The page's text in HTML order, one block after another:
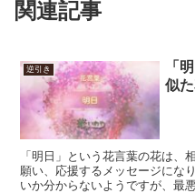
関連記事
逆引き
「
似
「明日」という花言葉の花は、
願い、応援するメッセージにな
いか分からないようですが、最